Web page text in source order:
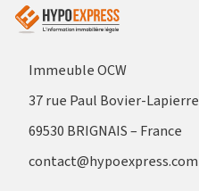
Immeuble OCW
37 rue Paul Bovier-Lapierre
69530 BRIGNAIS – France
contact@hypoexpress.com